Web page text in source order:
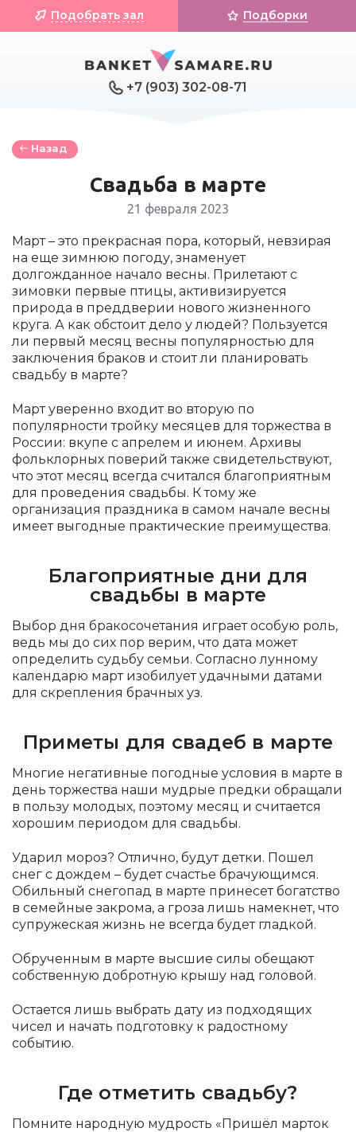
+7 (903) 302-08-71
Подобрать зал Подборки
Назад
Свадьба в марте
21 февраля 2023
Март – это прекрасная пора, который, невзирая
на еще зимнюю погоду, знаменует
долгожданное начало весны. Прилетают с
зимовки первые птицы, активизируется
природа в преддверии нового жизненного
круга. А как обстоит дело у людей? Пользуется
ли первый месяц весны популярностью для
заключения браков и стоит ли планировать
свадьбу в марте?
Март уверенно входит во вторую по
популярности тройку месяцев для торжества в
России: вкупе с апрелем и июнем. Архивы
фольклорных поверий также свидетельствуют,
что этот месяц всегда считался благоприятным
для проведения свадьбы. К тому же
организация праздника в самом начале весны
имеет выгодные практические преимущества.
Благоприятные дни для
свадьбы в марте
Выбор дня бракосочетания играет особую роль,
ведь мы до сих пор верим, что дата может
определить судьбу семьи. Согласно лунному
календарю март изобилует удачными датами
для скрепления брачных уз.
Приметы для свадеб в марте
Многие негативные погодные условия в марте в
день торжества наши мудрые предки обращали
в пользу молодых, поэтому месяц и считается
хорошим периодом для свадьбы.
Ударил мороз? Отлично, будут детки. Пошел
снег с дождем – будет счастье брачующимся.
Обильный снегопад в марте принесет богатство
в семейные закрома, а гроза лишь намекнет, что
супружеская жизнь не всегда будет гладкой.
Обрученным в марте высшие силы обещают
собственную добротную крышу над головой.
Остается лишь выбрать дату из подходящих
чисел и начать подготовку к радостному
событию.
Где отметить свадьбу?
Помните народную мудрость «Пришёл марток